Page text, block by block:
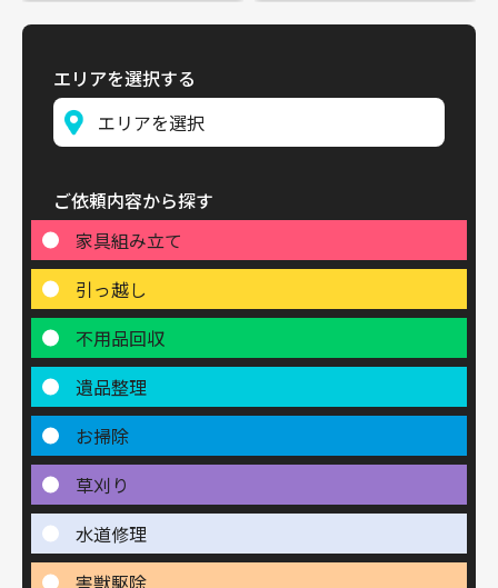
エリアを選択する
ご依頼内容から探す
家具組み立て
引っ越し
不用品回収
遺品整理
お掃除
草刈り
水道修理
害獣駆除